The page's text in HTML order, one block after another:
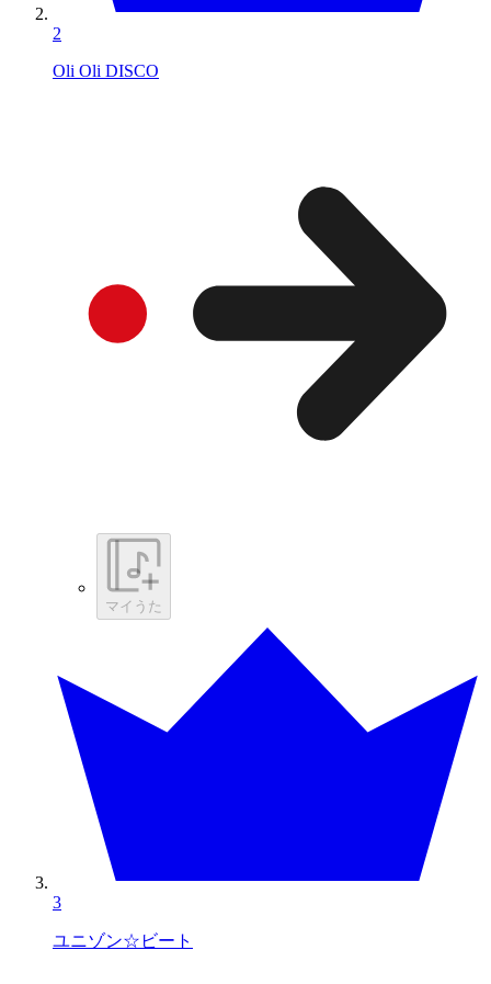
2
Oli Oli DISCO
マイうた
3
ユニゾン☆ビート